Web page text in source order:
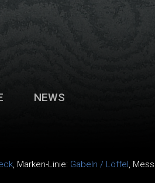
NEWS
, Marken-Linie: Gabeln / Löffel,